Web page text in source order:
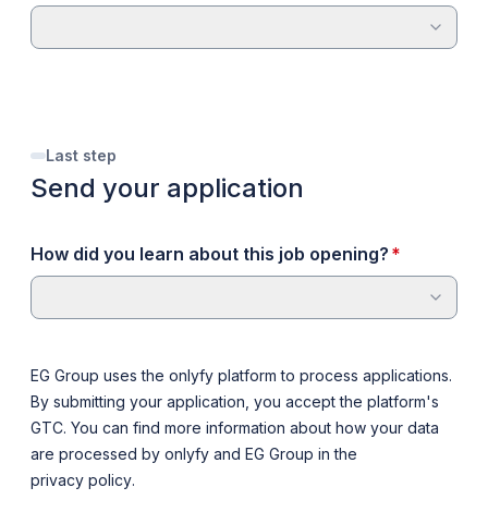
Last step
Send your application
How did you learn about this job opening? *
EG Group uses the onlyfy platform to process applications.
By submitting your application, you accept the platform's
GTC. You can find more information about how your data
are processed by onlyfy and EG Group in the
privacy policy.